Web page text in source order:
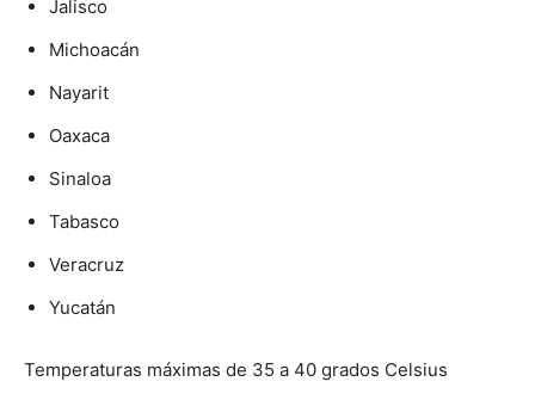
Jalisco
Michoacán
Nayarit
Oaxaca
Sinaloa
Tabasco
Veracruz
Yucatán
Temperaturas máximas de 35 a 40 grados Celsius